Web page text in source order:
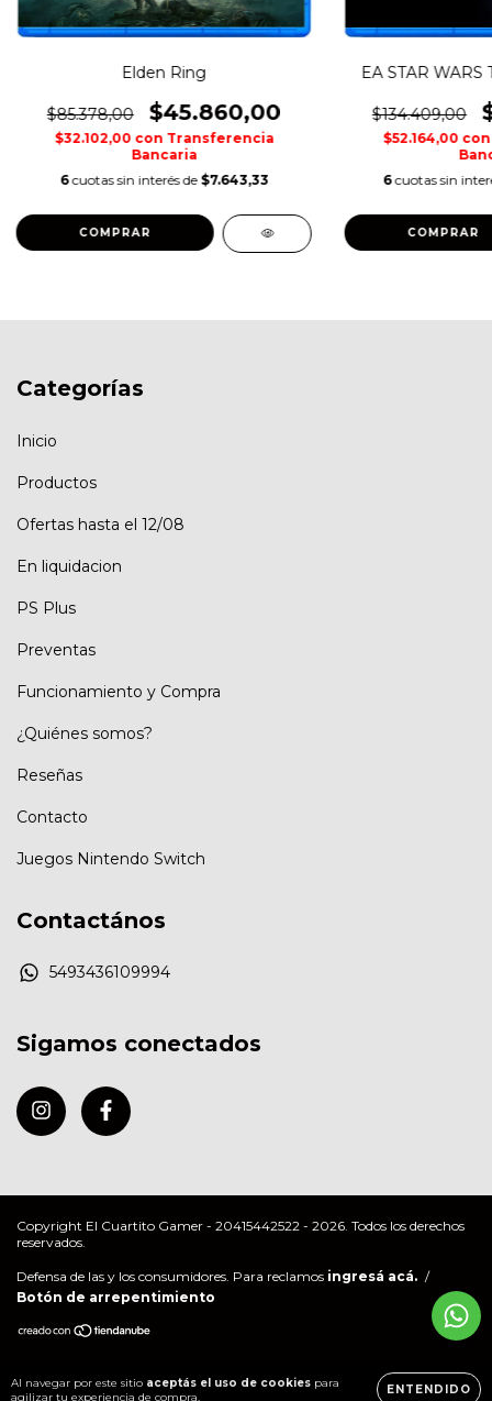
Al navegar por este sitio aceptás el uso de cookies para
agilizar tu experiencia de compra.
ENTENDIDO
Elden Ring
$85.378,00 $45.860,00
$32.102,00 con Transferencia
Bancaria
6 cuotas sin interés de $7.643,33
COMPRAR
EA STAR
$134.409,00
$52.164,00 con
6 cuotas sin
COMPRAR
Categorías
Inicio
Productos
Ofertas hasta el 12/08
En liquidacion
PS Plus
Preventas
Funcionamiento y Compra
¿Quiénes somos?
Reseñas
Contacto
Juegos Nintendo Switch
Contactános
5493436109994
Sigamos conectados
Copyright El Cuartito Gamer - 20415442522 - 2026. Todos los derechos
reservados.
Defensa de las y los consumidores. Para reclamos ingresá acá. /
Botón de arrepentimiento